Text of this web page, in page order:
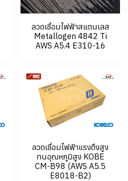
ลวดเชื่อมไฟฟ้าสแตนเลส
Metallogen 4842 Ti
AWS A5.4 E310-16
ลวดเชื่อมไฟฟ้าแรงดึงสูง
ทนอุณหภูมิสูง KOBE
CM-B98 (AWS A5.5
E8018-B2)